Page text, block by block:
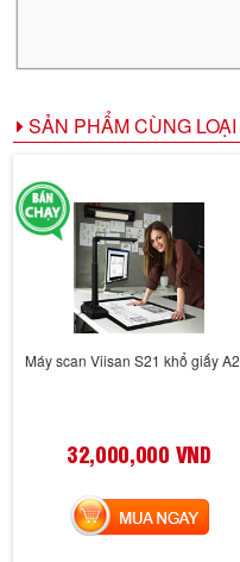
SẢN PHẨM CÙNG LOẠI
Máy scan Viisan S21 khổ giấy A2
32,000,000 VND
MUA NGAY